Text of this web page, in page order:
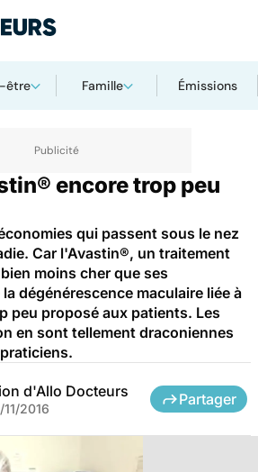
être Famille Émissions
encore trop peu
qui passent sous le nez
Car l'Avastin®, un traitement
moins cher que ses
dégénérescence maculaire liée à
peu proposé aux patients. Les
en sont tellement draconiennes
d'Allo Docteurs
11/2016
Partager